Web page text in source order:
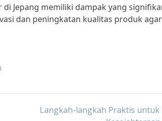
Jepang memiliki dampak yang
dan peningkatan kualitas produk
Langkah-langkah Praktis